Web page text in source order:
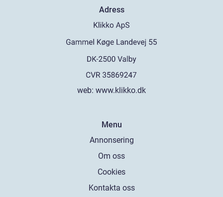
Adress
web: www.klikko.dk
Menu
Annonsering
Om oss
Cookies
Kontakta oss